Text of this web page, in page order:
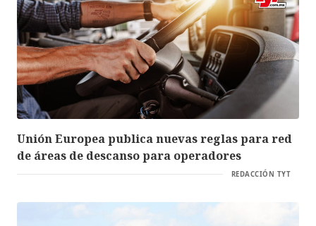
Unión Europea publica nuevas reglas para red
de áreas de descanso para operadores
REDACCIÓN TYT